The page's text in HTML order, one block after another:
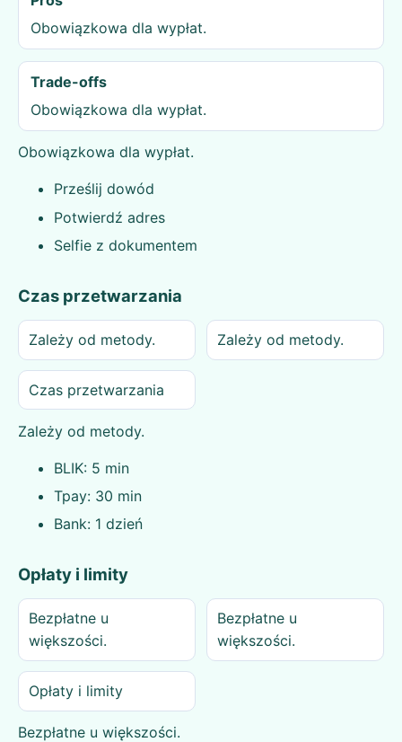
Obowiązkowa dla wypłat.
Trade-offs
Obowiązkowa dla wypłat.
Obowiązkowa dla wypłat.
Prześlij dowód
Potwierdź adres
Selfie z dokumentem
Czas przetwarzania
Zależy od metody. Zależy od metody.
Czas przetwarzania
Zależy od metody.
BLIK: 5 min
Tpay: 30 min
Bank: 1 dzień
Opłaty i limity
Bezpłatne u
większości.
Bezpłatne u
większości.
Opłaty i limity
Bezpłatne u większości.